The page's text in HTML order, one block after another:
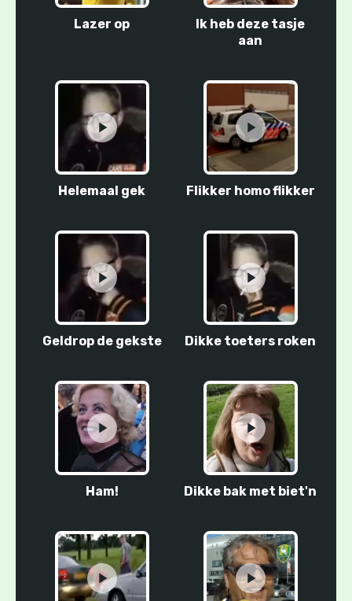
Lazer op
Ik heb deze tasje
aan
Helemaal gek Flikker homo flikker
Geldrop de gekste Dikke toeters roken
Ham! Dikke bak met biet'n